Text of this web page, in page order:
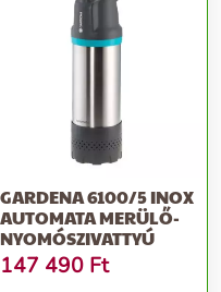
GARDENA 6100/5 INOX
AUTOMATA MERÜLŐ-
NYOMÓSZIVATTYÚ
147 490 Ft